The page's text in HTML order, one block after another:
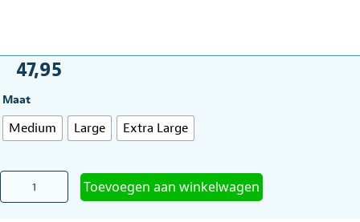
47,95
Maat
Medium Large Extra Large
Aantrek-
uittrekhulp
Toevoegen aan winkelwagen